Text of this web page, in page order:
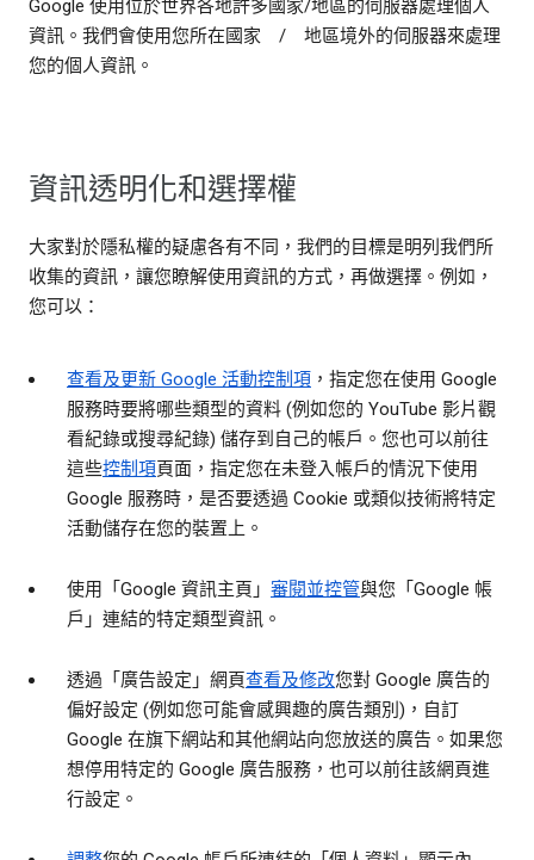
Google 使用位於世界各地許多國家/地區的伺服器處理個人
資訊。我們會使用您所在國家 / 地區境外的伺服器來處理
您的個人資訊。
資訊透明化和選擇權
大家對於隱私權的疑慮各有不同，我們的目標是明列我們所
收集的資訊，讓您瞭解使用資訊的方式，再做選擇。例如，
您可以：
查看及更新 Google 活動控制項 ，指定您在使用 Google
服務時要將哪些類型的資料 (例如您的 YouTube 影片觀
看紀錄或搜尋紀錄) 儲存到自己的帳戶。您也可以前往
這些控制項頁面，指定您在未登入帳戶的情況下使用
Google 服務時，是否要透過 Cookie 或類似技術將特定
活動儲存在您的裝置上。
使用「Google 資訊主頁」 審閱並控管與您「Google 帳
戶」連結的特定類型資訊。
透過「廣告設定」網頁查看及修改您對 Google 廣告的
偏好設定 (例如您可能會感興趣的廣告類別)，自訂
Google 在旗下網站和其他網站向您放送的廣告。如果您
想停用特定的 Google 廣告服務，也可以前往該網頁進
行設定。